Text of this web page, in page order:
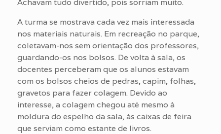
Achavam tudo divertido, pois sorriam muito.
A turma se mostrava cada vez mais interessada
nos materiais naturais. Em recreação no parque,
coletavam-nos sem orientação dos professores,
guardando-os nos bolsos. De volta à sala, os
docentes perceberam que os alunos estavam
com os bolsos cheios de pedras, capim, folhas,
gravetos para fazer colagem. Devido ao
interesse, a colagem chegou até mesmo à
moldura do espelho da sala, às caixas de feira
que serviam como estante de livros.